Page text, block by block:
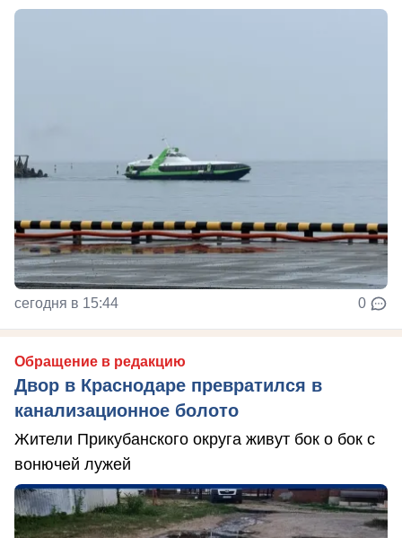
сегодня в 15:44 0
Обращение в редакцию
Двор в Краснодаре превратился в
канализационное болото
Жители Прикубанского округа живут бок о бок с
вонючей лужей